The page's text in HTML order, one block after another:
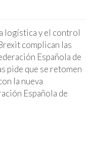
logística y el control
complican las
Española de
pide que se retomen
la nueva
Española de